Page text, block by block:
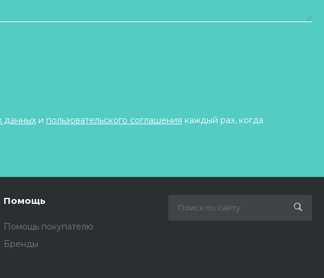
данных и пользовательского соглашения каждый раз, когда
Помощь
Помощь покупателю
Бренды